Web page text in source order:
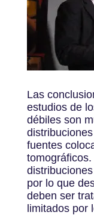
Las
estudios de
débiles son
fuentes
por lo que
deben ser
limitados por